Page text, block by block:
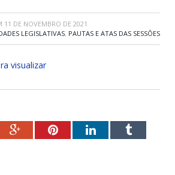
11 DE NOVEMBRO DE 2021
LEGISLATIVAS, PAUTAS E ATAS DAS SESSÕES
visualizar
Google+PinterestLinkedInTumblr